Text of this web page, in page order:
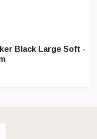
Black Large Soft -